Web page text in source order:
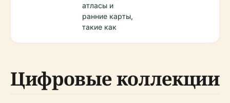
атласы и
ранние карты,
такие как
Цифровые коллекции